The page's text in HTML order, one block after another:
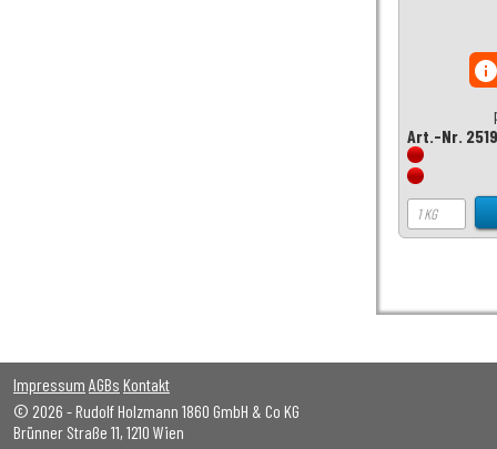
Art.-Nr. 2519
Impressum AGBs Kontakt
© 2026 - Rudolf Holzmann 1860 GmbH & Co KG
Brünner Straße 11, 1210 Wien